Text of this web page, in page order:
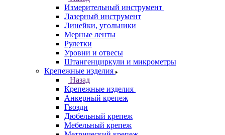
Измерительный инструмент
Лазерный инструмент
Линейки, угольники
Мерные ленты
Рулетки
Уровни и отвесы
Штангенциркули и микрометры
Крепежные изделия
Назад
Крепежные изделия
Анкерный крепеж
Гвозди
Дюбельный крепеж
Мебельный крепеж